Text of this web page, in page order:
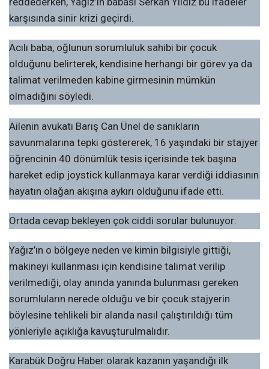
karşısında sinir krizi geçirdi.
Acılı baba, oğlunun sorumluluk sahibi bir çocuk
olduğunu belirterek, kendisine herhangi bir görev ya da
talimat verilmeden kabine girmesinin mümkün
olmadığını söyledi.
Ailenin avukatı Barış Can Ünel de sanıkların
savunmalarına tepki göstererek, 16 yaşındaki bir stajyer
öğrencinin 40 dönümlük tesis içerisinde tek başına
hareket edip joystick kullanmaya karar verdiği iddiasının
hayatın olağan akışına aykırı olduğunu ifade etti.
Ortada cevap bekleyen çok ciddi sorular bulunuyor:
Yağız’ın o bölgeye neden ve kimin bilgisiyle gittiği,
makineyi kullanması için kendisine talimat verilip
verilmediği, olay anında yanında bulunması gereken
sorumluların nerede olduğu ve bir çocuk stajyerin
böylesine tehlikeli bir alanda nasıl çalıştırıldığı tüm
yönleriyle açıklığa kavuşturulmalıdır.
Karabük Doğru Haber olarak kazanın yaşandığı ilk